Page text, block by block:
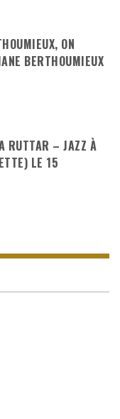
ON
BERTHOUMIEUX
RUTTAR – JAZZ À
LE 15